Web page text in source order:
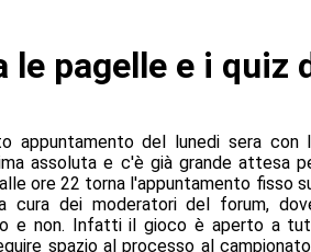
le pagelle e i quiz
appuntamento del lunedi sera con
assoluta e c'è già grande attesa
ore 22 torna l'appuntamento fisso
cura dei moderatori del forum,
e non. Infatti il gioco è aperto a
spazio al processo al